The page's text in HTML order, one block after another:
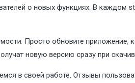
о новых функциях. В каждом
Просто обновите
новую версию сразу при
в своей работе. Отзывы